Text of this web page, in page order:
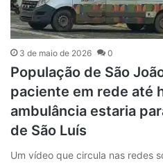
3 de maio de 2026 0
População de São
paciente em rede até
ambulância estaria
de São Luís
Um vídeo que circula nas redes